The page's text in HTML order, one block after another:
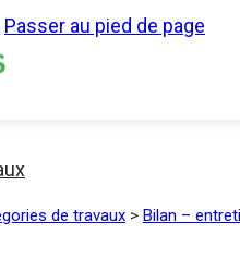
Passer au pied de page
de travaux > Bilan –